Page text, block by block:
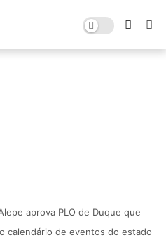
aprova PLO de Duque que
calendário de eventos do estado